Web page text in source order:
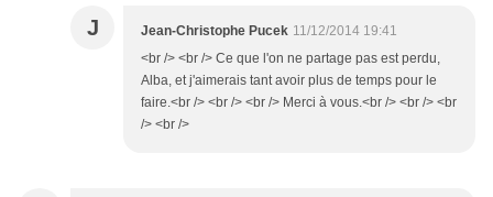
J Jean-Christophe Pucek 11/12/2014 19:41
<br /> <br /> Ce que l'on ne partage pas est perdu,
Alba, et j'aimerais tant avoir plus de temps pour le
faire.<br /> <br /> <br /> Merci à vous.<br /> <br /> <br
/> <br />